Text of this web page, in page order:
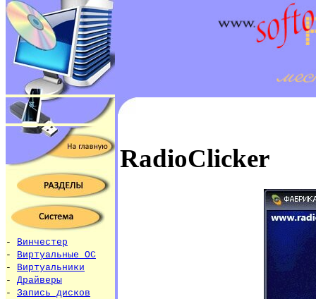
- Винчестер
- Виртуальные ОС
- Виртуальники
- Драйверы
- Запись дисков
RadioClicker